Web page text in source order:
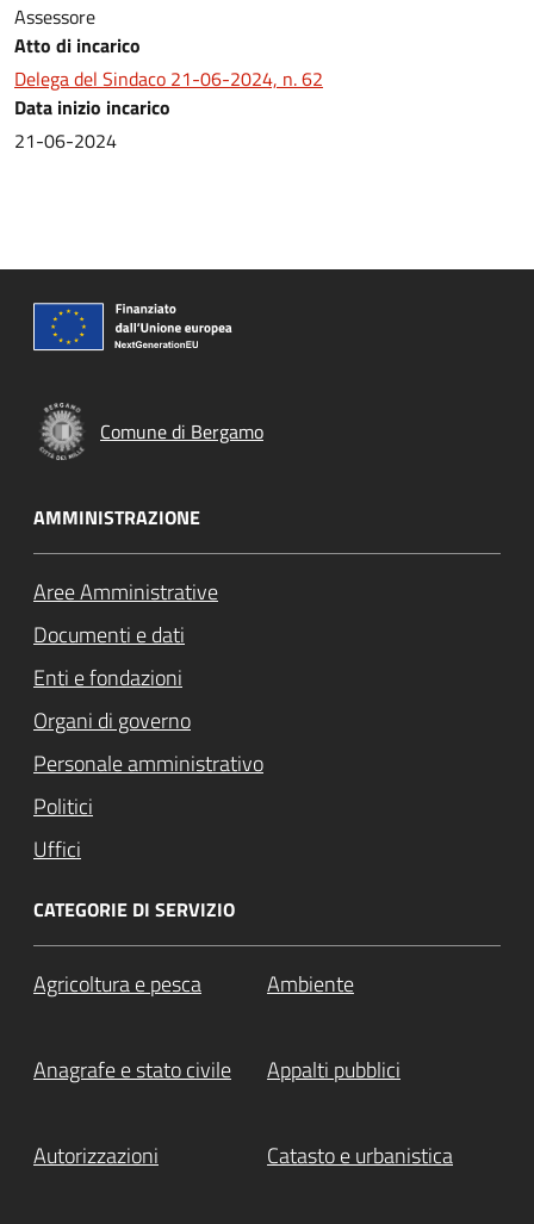
Assessore
Atto di incarico
Delega del Sindaco 21-06-2024, n. 62
Data inizio incarico
21-06-2024
Comune di Bergamo
AMMINISTRAZIONE
Aree Amministrative
Documenti e dati
Enti e fondazioni
Organi di governo
Personale amministrativo
Politici
Uffici
CATEGORIE DI SERVIZIO
Agricoltura e pesca Ambiente
Anagrafe e stato civile Appalti pubblici
Autorizzazioni Catasto e urbanistica